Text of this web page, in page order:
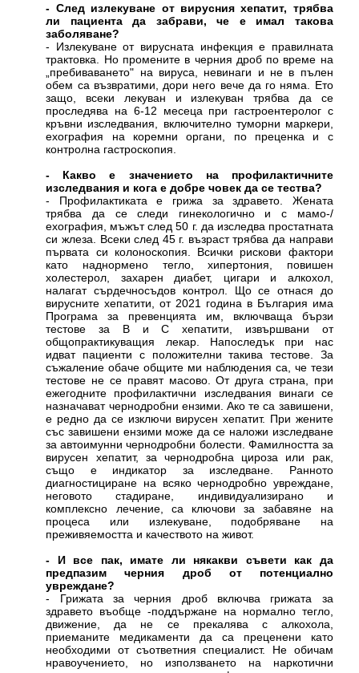
- След излекуване от вирусния хепатит, трябва
ли пациента да забрави, че е имал такова
заболяване?
- Излекуване от вирусната инфекция е правилната
трактовка. Но промените в черния дроб по време на
„пребиваването" на вируса, невинаги и не в пълен
обем са възвратими, дори него вече да го няма. Ето
защо, всеки лекуван и излекуван трябва да се
проследява на 6-12 месеца при гастроентеролог с
кръвни изследвания, включително туморни маркери,
ехография на коремни органи, по преценка и с
контролна гастроскопия.
- Какво е значението на профилактичните
изследвания и кога е добре човек да се тества?
- Профилактиката е грижа за здравето. Жената
трябва да се следи гинекологично и с мамо-/
ехография, мъжът след 50 г. да изследва простатната
си жлеза. Всеки след 45 г. възраст трябва да направи
първата си колоноскопия. Всички рискови фактори
като наднормено тегло, хипертония, повишен
холестерол, захарен диабет, цигари и алкохол,
налагат сърдечносъдов контрол. Що се отнася до
вирусните хепатити, от 2021 година в България има
Програма за превенцията им, включваща бързи
тестове за В и С хепатити, извършвани от
общопрактикуващия лекар. Напоследък при нас
идват пациенти с положителни такива тестове. За
съжаление обаче общите ми наблюдения са, че тези
тестове не се правят масово. От друга страна, при
ежегодните профилактични изследвания винаги се
назначават чернодробни ензими. Ако те са завишени,
е редно да се изключи вирусен хепатит. При жените
със завишени ензими може да се наложи изследване
за автоимунни чернодробни болести. Фамилността за
вирусен хепатит, за чернодробна цироза или рак,
също е индикатор за изследване. Ранното
диагностициране на всяко чернодробно увреждане,
неговото стадиране, индивидуализирано и
комплексно лечение, са ключови за забавяне на
процеса или излекуване, подобряване на
преживяемостта и качеството на живот.
- И все пак, имате ли някакви съвети как да
предпазим черния дроб от потенциално
увреждане?
- Грижата за черния дроб включва грижата за
здравето въобще -поддържане на нормално тегло,
движение, да не се прекалява с алкохола,
приеманите медикаменти да са преценени като
необходими от съответния специалист. Не обичам
нравоучението, но използването на наркотични